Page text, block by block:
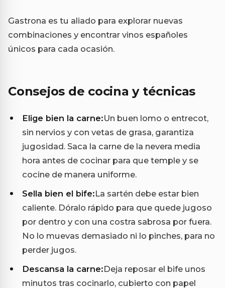
Gastrona es tu aliado para explorar nuevas
combinaciones y encontrar vinos españoles
únicos para cada ocasión.
Consejos de cocina y técnicas
Elige bien la carne:Un buen lomo o entrecot,
sin nervios y con vetas de grasa, garantiza
jugosidad. Saca la carne de la nevera media
hora antes de cocinar para que temple y se
cocine de manera uniforme.
Sella bien el bife:La sartén debe estar bien
caliente. Dóralo rápido para que quede jugoso
por dentro y con una costra sabrosa por fuera.
No lo muevas demasiado ni lo pinches, para no
perder jugos.
Descansa la carne:Deja reposar el bife unos
minutos tras cocinarlo, cubierto con papel